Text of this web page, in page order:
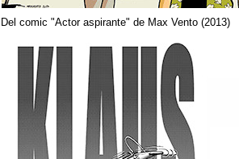
Del comic "Actor aspirante" de Max Vento (2013)